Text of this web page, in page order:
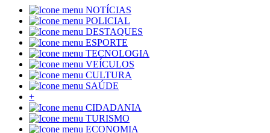
NOTÍCIAS
POLICIAL
DESTAQUES
ESPORTE
TECNOLOGIA
VEÍCULOS
CULTURA
SAÚDE
+
CIDADANIA
TURISMO
ECONOMIA